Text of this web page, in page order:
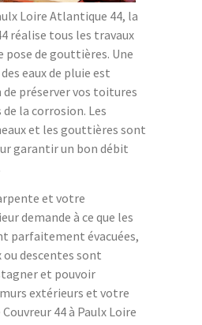
Loire Atlantique 44, la
réalise tous les travaux
pose de gouttières. Une
eaux de pluie est
préserver vos toitures
la corrosion. Les
et les gouttières sont
garantir un bon débit
et votre
demande à ce que les
parfaitement évacuées,
ou descentes sont
et pouvoir
extérieurs et votre
44 à Paulx Loire